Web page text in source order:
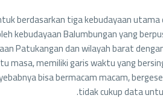
berdasarkan tiga kebudayaan
kebudayaan Balumbungan yang
Patukangan dan wilayah barat
masa, memiliki garis waktu yang
bisa bermacam macam,
tidak cukup data